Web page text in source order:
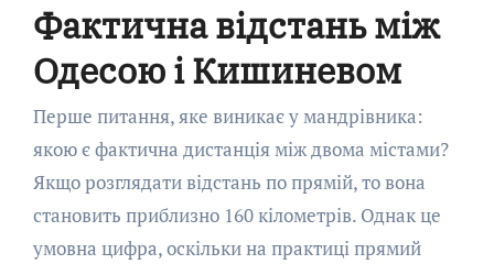
Фактична відстань між
Одесою і Кишиневом
Перше питання, яке виникає у мандрівника:
якою є фактична дистанція між двома містами?
Якщо розглядати відстань по прямій, то вона
становить приблизно 160 кілометрів. Однак це
умовна цифра, оскільки на практиці прямий